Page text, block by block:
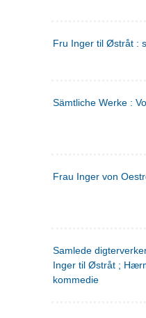
Fru Inger til Østråt :
Sämtliche Werke :
Frau Inger von
Samlede
Inger til Østråt ;
kommedie